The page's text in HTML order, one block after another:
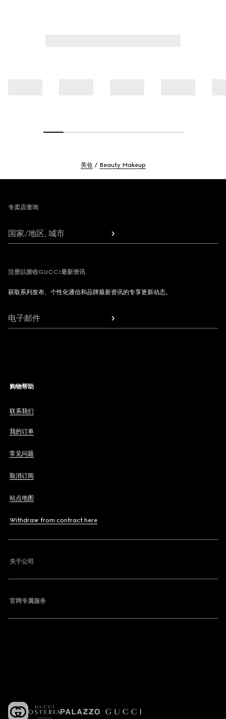
美妆 Beauty Makeup
专卖店查询
国家/地区, 城市
注册以接收GUCCI最新资讯
获取系列发布、个性化通信和品牌最新资讯的专享更新动态。
电子邮件
购物帮助
联系我们
我的订单
常见问题
取消订阅
站点地图
Withdraw from contract here
关于公司
官网专属服务